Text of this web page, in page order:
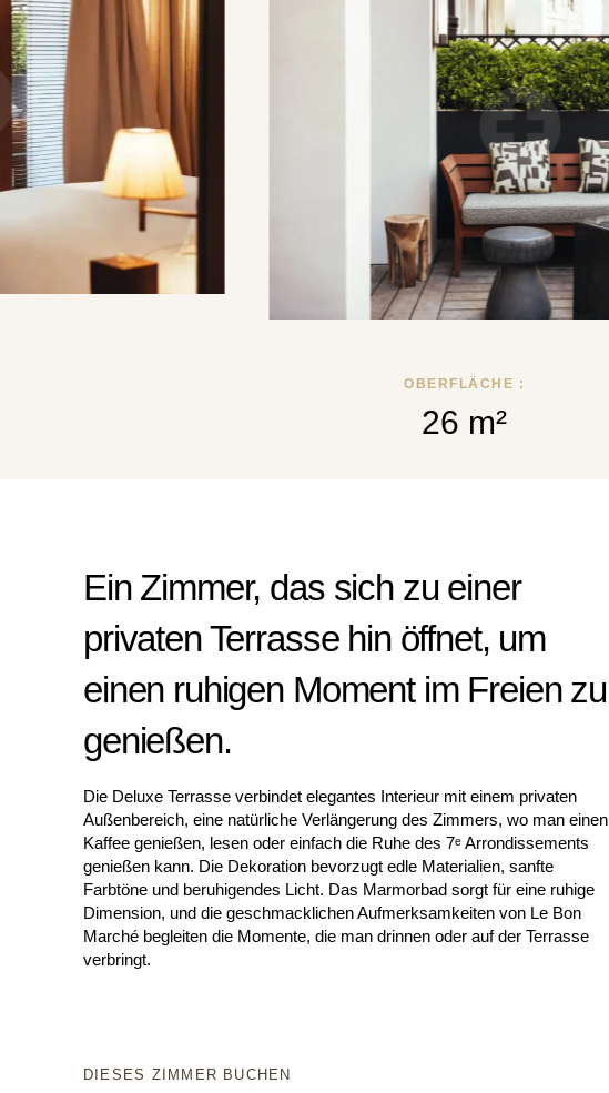
OBERFLÄCHE :
26 m²
Ein Zimmer, das sich zu einer
privaten Terrasse hin öffnet, um
einen ruhigen Moment im Freien zu
genießen.
Die Deluxe Terrasse verbindet elegantes Interieur mit einem privaten
Außenbereich, eine natürliche Verlängerung des Zimmers, wo man einen
Kaffee genießen, lesen oder einfach die Ruhe des 7ᵉ Arrondissements
genießen kann. Die Dekoration bevorzugt edle Materialien, sanfte
Farbtöne und beruhigendes Licht. Das Marmorbad sorgt für eine ruhige
Dimension, und die geschmacklichen Aufmerksamkeiten von Le Bon
Marché begleiten die Momente, die man drinnen oder auf der Terrasse
verbringt.
DIESES ZIMMER BUCHEN